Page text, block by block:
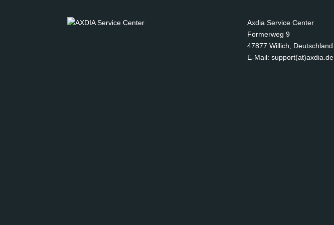
Axdia Service Center
Formerweg 9
47877 Willich, Deutschland
E-Mail: support(at)axdia.de